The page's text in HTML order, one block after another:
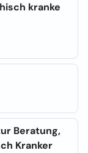
kranke
Beratung,
Kranker